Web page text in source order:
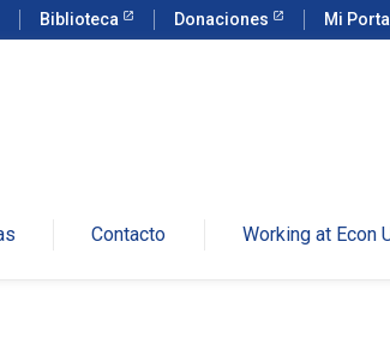
Biblioteca Donaciones Mi
Contacto Working at Econ